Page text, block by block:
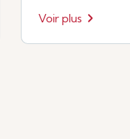
Voir plus